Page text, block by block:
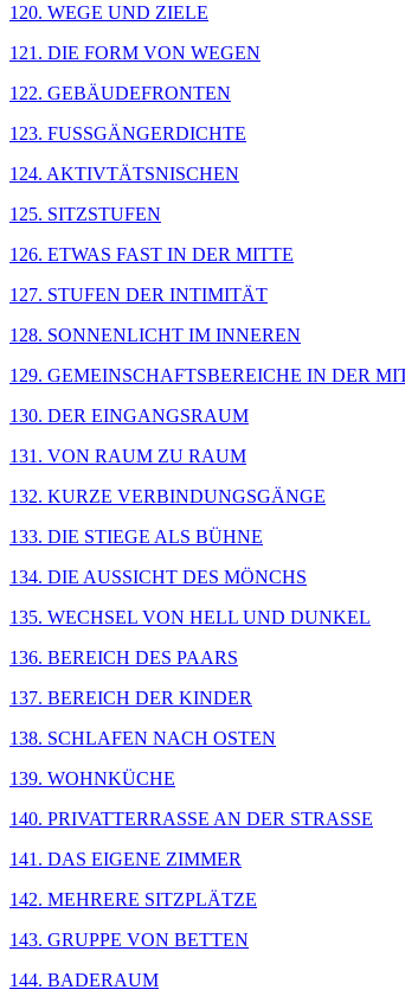
120. WEGE UND ZIELE
121. DIE FORM VON WEGEN
122. GEBÄUDEFRONTEN
123. FUSSGÄNGERDICHTE
124. AKTIVTÄTSNISCHEN
125. SITZSTUFEN
126. ETWAS FAST IN DER MITTE
127. STUFEN DER INTIMITÄT
128. SONNENLICHT IM INNEREN
129. GEMEINSCHAFTSBEREICHE IN DER
130. DER EINGANGSRAUM
131. VON RAUM ZU RAUM
132. KURZE VERBINDUNGSGÄNGE
133. DIE STIEGE ALS BÜHNE
134. DIE AUSSICHT DES MÖNCHS
135. WECHSEL VON HELL UND DUNKEL
136. BEREICH DES PAARS
137. BEREICH DER KINDER
138. SCHLAFEN NACH OSTEN
139. WOHNKÜCHE
140. PRIVATTERRASSE AN DER STRASSE
141. DAS EIGENE ZIMMER
142. MEHRERE SITZPLÄTZE
143. GRUPPE VON BETTEN
144. BADERAUM